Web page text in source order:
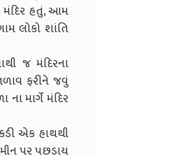
મંદિર હતું, આમ
લોકો શાંતિ
જ મંદિરના
ફરીને જવું
માર્ગે મંદિર
એક હાથથી
પર પછડાય